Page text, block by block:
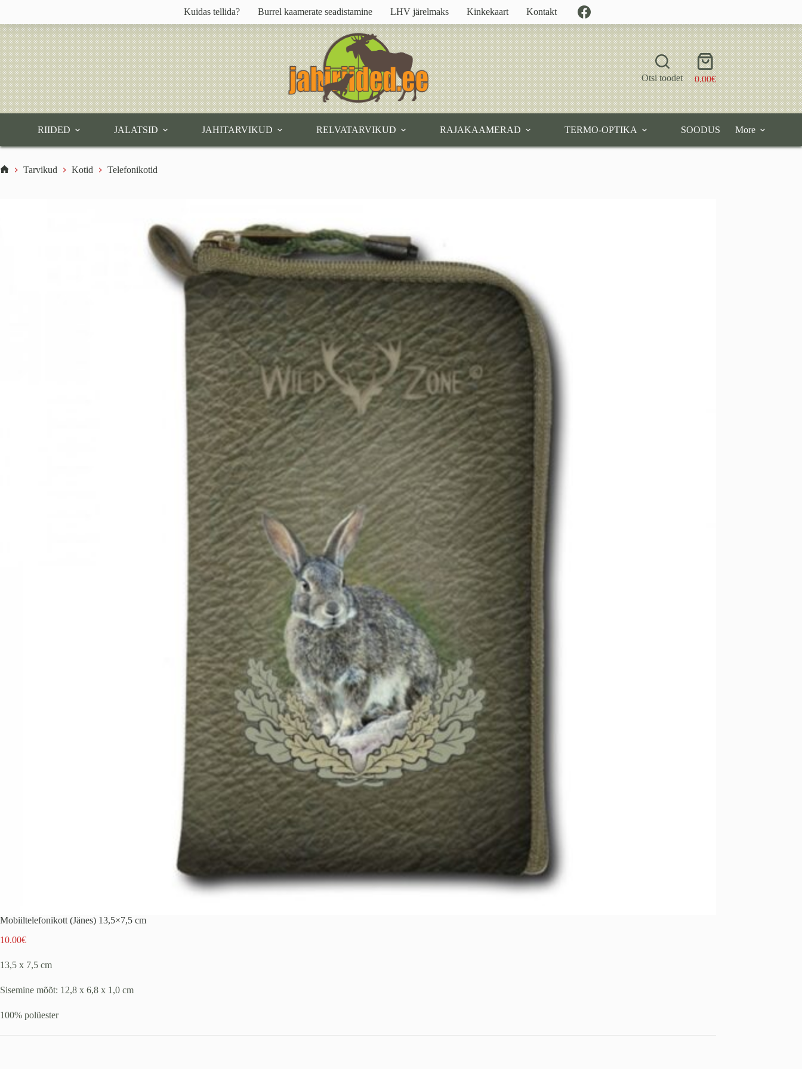
content
Kuidas tellida? Burrel kaamerate seadistamine LHV järelmaks Kinkekaart Kontakt
Otsi toodet
Shopping
cart
0.00€
RIIDED JALATSID JAHITARVIKUD RELVATARVIKUD RAJAKAAMERAD TERMO-OPTIKA SOODUS More
Tarvikud Kotid Telefonikotid
Mobiiltelefonikott (Jänes) 13,5×7,5 cm
10.00€
13,5 x 7,5 cm
Sisemine mõõt: 12,8 x 6,8 x 1,0 cm
100% polüester